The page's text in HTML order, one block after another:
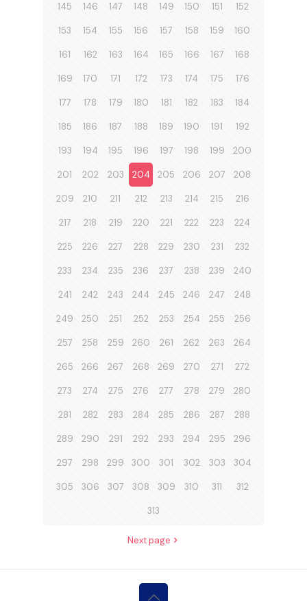
145 146 147 148 149 150 151 152
153 154 155 156 157 158 159 160
161 162 163 164 165 166 167 168
169 170 171 172 173 174 175 176
177 178 179 180 181 182 183 184
185 186 187 188 189 190 191 192
193 194 195 196 197 198 199 200
201 202 203 204 205 206 207 208
209 210 211 212 213 214 215 216
217 218 219 220 221 222 223 224
225 226 227 228 229 230 231 232
233 234 235 236 237 238 239 240
241 242 243 244 245 246 247 248
249 250 251 252 253 254 255 256
257 258 259 260 261 262 263 264
265 266 267 268 269 270 271 272
273 274 275 276 277 278 279 280
281 282 283 284 285 286 287 288
289 290 291 292 293 294 295 296
297 298 299 300 301 302 303 304
305 306 307 308 309 310 311 312
313
Next page